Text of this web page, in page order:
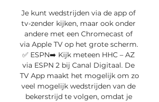
Je kunt wedstrijden via de app of
tv-zender kijken, maar ook onder
andere met een Chromecast of
via Apple TV op het grote scherm.
✅ ESPN➡️ Kijk meteen HHC – AZ
via ESPN 2 bij Canal Digitaal. De
TV App maakt het mogelijk om zo
veel mogelijk wedstrijden van de
bekerstrijd te volgen, omdat je